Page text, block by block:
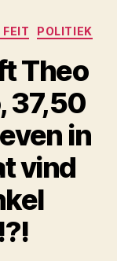
FEIT POLITIEK
Theo
37,50
in
vind